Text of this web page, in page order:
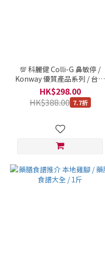
💯 科麗健 Colli-G 鼻敏停 /
Konway 優質產品系列 / 台灣
/ 每樽 30 粒裝
HK$298.00
HK$388.00 7.7折